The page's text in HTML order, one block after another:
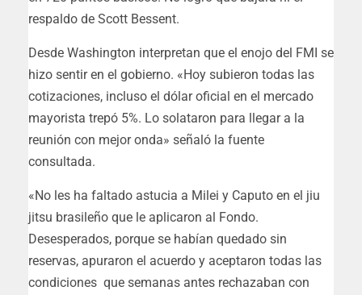
respaldo de Scott Bessent.
Desde Washington interpretan que el enojo del FMI se
hizo sentir en el gobierno. «Hoy subieron todas las
cotizaciones, incluso el dólar oficial en el mercado
mayorista trepó 5%. Lo solataron para llegar a la
reunión con mejor onda» señaló la fuente
consultada.
«No les ha faltado astucia a Milei y Caputo en el jiu
jitsu brasileño que le aplicaron al Fondo.
Desesperados, porque se habían quedado sin
reservas, apuraron el acuerdo y aceptaron todas las
condiciones que semanas antes rechazaban con